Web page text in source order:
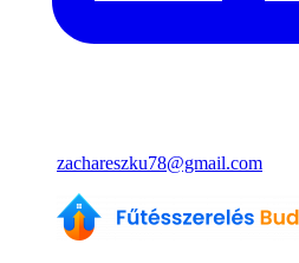
zachareszku78@gmail.com